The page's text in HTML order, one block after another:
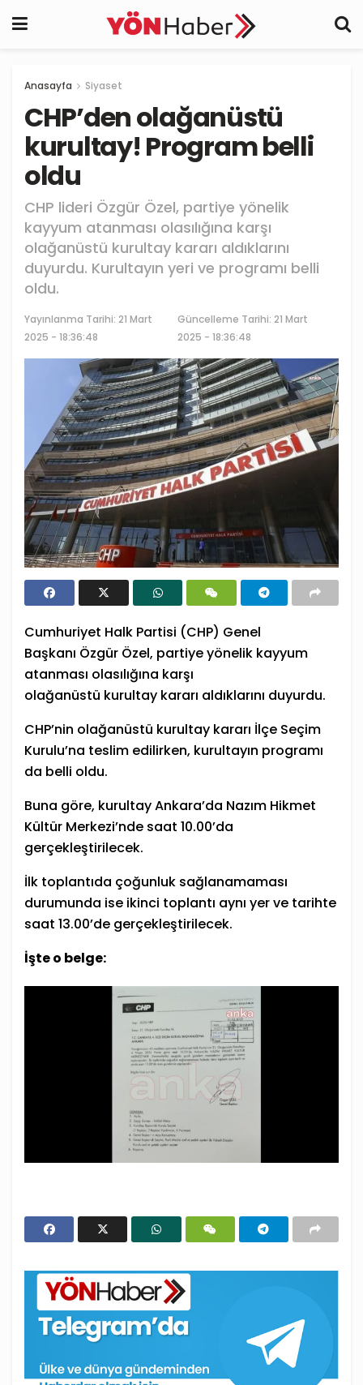
Anasayfa Siyaset
CHP’den olağanüstü
kurultay! Program belli
oldu
CHP lideri Özgür Özel, partiye yönelik
kayyum atanması olasılığına karşı
olağanüstü kurultay kararı aldıklarını
duyurdu. Kurultayın yeri ve programı belli
oldu.
Yayınlanma Tarihi: 21 Mart
2025 - 18:36:48
Güncelleme Tarihi: 21 Mart
2025 - 18:36:48
Cumhuriyet Halk Partisi (CHP) Genel
Başkanı Özgür Özel, partiye yönelik kayyum
atanması olasılığına karşı
olağanüstü kurultay kararı aldıklarını duyurdu.
CHP’nin olağanüstü kurultay kararı İlçe Seçim
Kurulu’na teslim edilirken, kurultayın programı
da belli oldu.
Buna göre, kurultay Ankara’da Nazım Hikmet
Kültür Merkezi’nde saat 10.00’da
gerçekleştirilecek.
İlk toplantıda çoğunluk sağlanamaması
durumunda ise ikinci toplantı aynı yer ve tarihte
saat 13.00’de gerçekleştirilecek.
İşte o belge: